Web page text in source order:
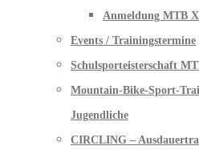
Anmeldung MTB
Events / Trainingstermine
Schulsporteisterschaft
Mountain-Bike-Sport-
Jugendliche
CIRCLING –